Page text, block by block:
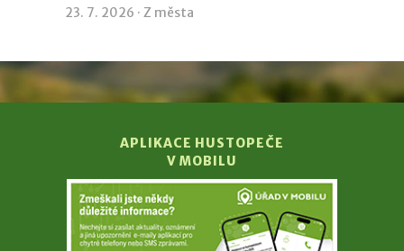
23. 7. 2026 · Z města
APLIKACE HUSTOPEČE
V MOBILU